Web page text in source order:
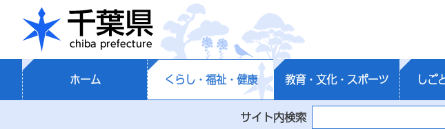
千葉県
ホーム くらし・福祉・健康 教育・文化・スポーツ しご
サイト内検索